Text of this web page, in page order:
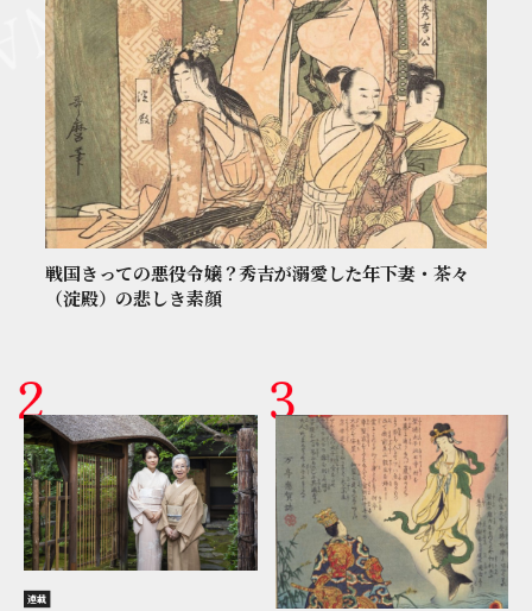
戦国きっての悪役令嬢？秀吉が溺愛した年下妻・茶々
（淀殿）の悲しき素顔
連載